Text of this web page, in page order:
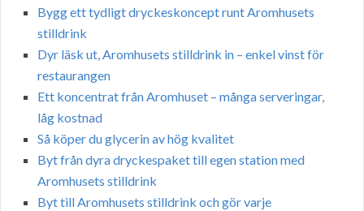
Bygg ett tydligt dryckeskoncept runt Aromhusets
stilldrink
Dyr läsk ut, Aromhusets stilldrink in – enkel vinst för
restaurangen
Ett koncentrat från Aromhuset – många serveringar,
låg kostnad
Så köper du glycerin av hög kvalitet
Byt från dyra dryckespaket till egen station med
Aromhusets stilldrink
Byt till Aromhusets stilldrink och gör varje